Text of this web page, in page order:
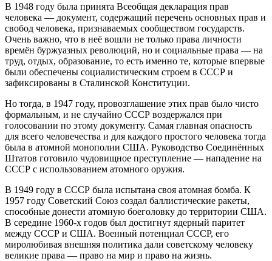
В 1948 году была принята Всеобщая декларация прав
человека — документ, содержащий перечень основных прав и
свобод человека, признаваемых сообществом государств.
Очень важно, что в неё вошли не только права личности
времён буржуазных революций, но и социальные права — на
труд, отдых, образование, то есть именно те, которые впервые
были обеспечены социалистическим строем в СССР и
зафиксированы в Сталинской Конституции.
Но тогда, в 1947 году, провозглашение этих прав было чисто
формальным, и не случайно СССР воздержался при
голосовании по этому документу. Самая главная опасность
для всего человечества и для каждого простого человека тогда
была в атомной монополии США. Руководство Соединённых
Штатов готовило чудовищное преступление — нападение на
СССР с использованием атомного оружия.
В 1949 году в СССР была испытана своя атомная бомба. К
1957 году Советский Союз создал баллистические ракеты,
способные донести атомную боеголовку до территории США.
В середине 1960-х годов был достигнут ядерный паритет
между СССР и США. Военный потенциал СССР, его
миролюбивая внешняя политика дали советскому человеку
великие права — право на мир и право на жизнь.